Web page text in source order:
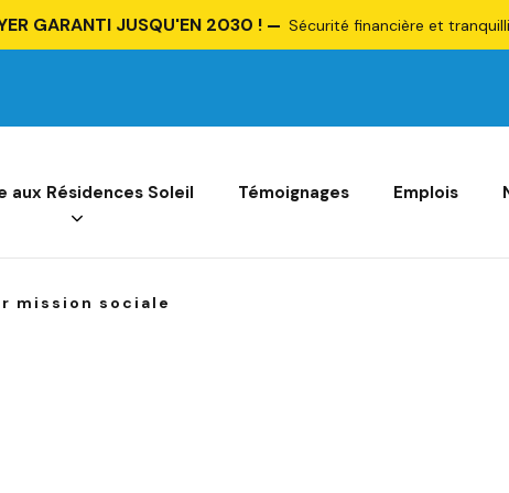
GARANTI JUSQU'EN 2030 ! Sécurité financière et
aux Résidences Soleil Témoignages Emplois
mission sociale